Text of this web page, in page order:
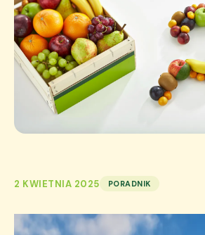
2 KWIETNIA 2025 PORADNIK